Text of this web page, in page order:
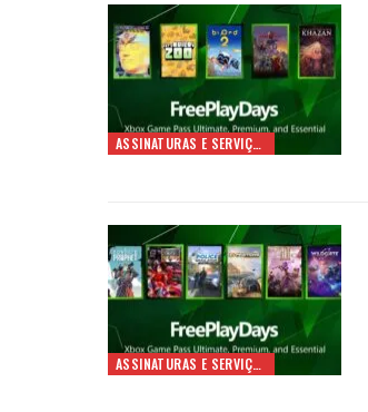
ASSINATURAS E SERVIÇOS
ASSINATURAS E SERVIÇOS